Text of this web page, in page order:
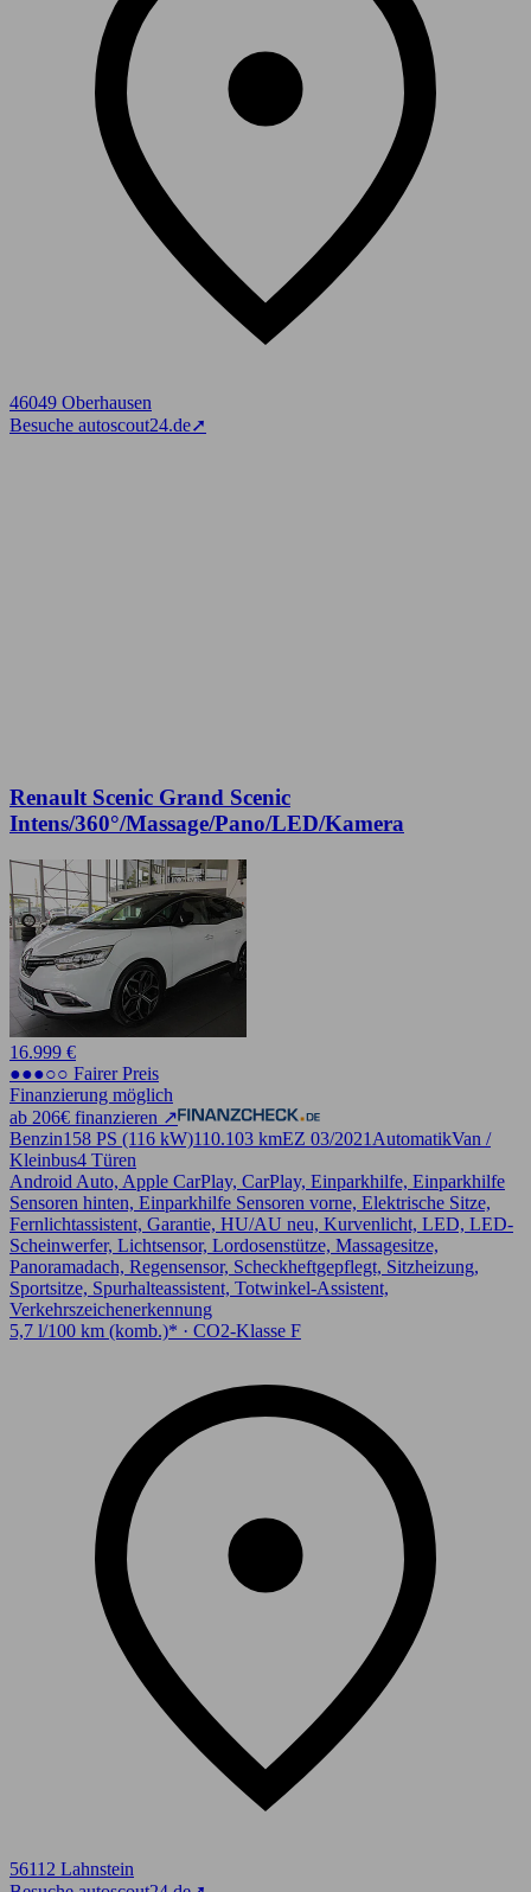
46049 Oberhausen
Besuche autoscout24.de➚
Renault Scenic Grand Scenic
Intens/360°/Massage/Pano/LED/Kamera
16.999 €
●●●○○ Fairer Preis
Finanzierung möglich
ab 206€ finanzieren ↗
Benzin158 PS (116 kW)110.103 kmEZ 03/2021 AutomatikVan /
Kleinbus4 Türen
Android Auto, Apple CarPlay, CarPlay, Einparkhilfe, Einparkhilfe
Sensoren hinten, Einparkhilfe Sensoren vorne, Elektrische Sitze,
Fernlichtassistent, Garantie, HU/AU neu, Kurvenlicht, LED, LED-
Scheinwerfer, Lichtsensor, Lordosenstütze, Massagesitze,
Panoramadach, Regensensor, Scheckheftgepflegt, Sitzheizung,
Sportsitze, Spurhalteassistent, Totwinkel-Assistent,
Verkehrszeichenerkennung
5,7 l/100 km (komb.)* · CO2-Klasse F
56112 Lahnstein